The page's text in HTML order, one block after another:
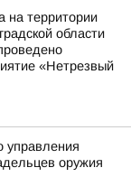
на территории
области
«Нетрезвый
управления
оружия